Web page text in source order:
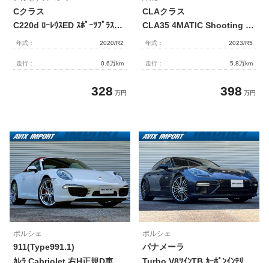
Cクラス
C220d ﾛｰﾚｳｽED ｽﾎﾟｰﾂﾌﾟﾗｽ&ﾚｻﾞｰEXC-PKG 後期型 9速AT 黒革 ｼｰﾄﾋｰﾀｰ& ﾍﾞﾝﾁﾚｰﾀｰ 純正HDDﾅﾋﾞ地ﾃﾞｼﾞ 全周ｶﾒﾗ&PTS HUD ﾌﾞﾙﾒｽﾀｰｻｳﾝﾄﾞ ﾏﾙﾁﾋﾞｰﾑLEDﾗｲﾄ 電動ﾄﾗﾝｸ ﾚｰﾀﾞｰｾｰﾌﾃｨPKG 純正18AW 禁煙 1ｵｰﾅｰ
年式： 2020/R2
走行： 0.6万km
万円
328
CLAクラス
CLA35 4MATIC Shooting Brake AMGｱﾄﾞﾊﾞﾝｽﾄﾞ&ﾊﾟﾌｫｰﾏﾝｽPKG ﾊﾟﾉﾗﾐｯｸSR 赤/黒革 ｼｰﾄﾋｰﾀｰ ﾅﾋﾞｹﾞｰｼｮﾝPKG(MBUX搭載) 全周ｶﾒﾗ＆PTS ｴﾅｼﾞｬｲｼﾞﾝｸﾞPKG HUD＆ﾚｰﾀﾞｰｾｰﾌﾃｨPKG ﾏﾙﾁﾋﾞｰﾑLEDﾗｲﾄ 純正18ｲﾝﾁAW 禁煙 1ｵｰﾅｰ
年式： 2023/R5
走行： 5.8万km
万円
398
ポルシェ
911(Type991.1)
ｶﾚﾗ Cabriolet 右H正規D車 7速PDK 赤幌 黒革 ｼｰﾄﾋｰﾀｰ 社外ｶﾛｯﾂｪﾘｱ製ﾅﾋﾞ地ﾃﾞｼﾞ Bｶﾒﾗ&PAS ｸﾙｺﾝ 電動格納ﾐﾗｰ ﾊﾞｲｷｾﾉﾝHL 純正20ｲﾝﾁAW 禁煙
ポルシェ
パナメーラ
Turbo V8ﾂｲﾝTB ｶｰﾎﾞﾝｲﾝﾃﾘｱﾄﾘﾑP 黒ｸﾚﾖﾝ革 PCMﾅﾋﾞBｶﾒﾗ BOSE 前後席Sﾋｰﾀｰ PDLS付LEDﾗｲﾄ Pﾃｰﾙｹﾞｰﾄ ﾊｲﾋﾞｰﾑｱｼｽﾄ ACC LCA LKA PASMｴｱｻｽ 分割可倒式ｼｰﾄ ﾒﾓﾘｰ付14Wayﾊﾟﾜｰｼｰﾄ 電動Rﾌﾞﾗｲﾝﾄﾞ 専用ｴｸｽﾃﾘｱ 911ﾀｰﾎﾞﾃﾞｻﾞｲﾝ21AW 禁煙 右H